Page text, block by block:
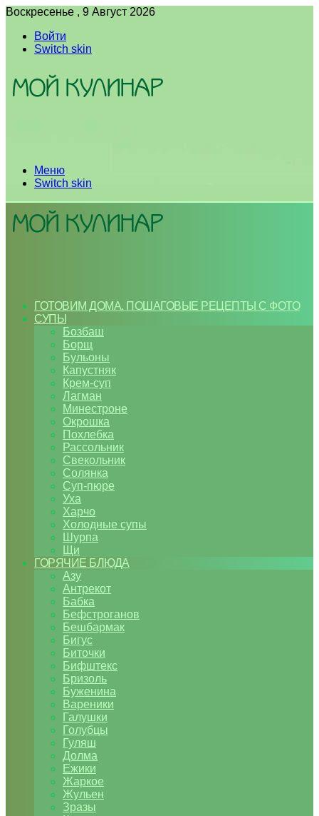
Воскресенье , 9 Август 2026
Войти
Switch skin
Меню
Switch skin
ГОТОВИМ ДОМА. ПОШАГОВЫЕ РЕЦЕПТЫ С ФОТО
СУПЫ
Бозбаш
Борщ
Бульоны
Капустняк
Крем-суп
Лагман
Минестроне
Окрошка
Похлебка
Рассольник
Свекольник
Солянка
Суп-пюре
Уха
Харчо
Холодные супы
Шурпа
Щи
ГОРЯЧИЕ БЛЮДА
Азу
Антрекот
Бабка
Бефстроганов
Бешбармак
Бигус
Биточки
Бифштекс
Бризоль
Буженина
Вареники
Галушки
Голубцы
Гуляш
Долма
Ежики
Жаркое
Жульен
Зразы